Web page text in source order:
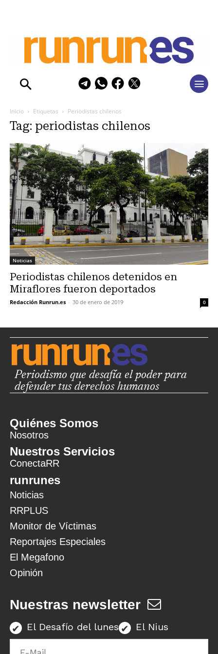
Inicio Etiquetas Periodistas chilenos
Tag: periodistas chilenos
Noticias
Periodistas chilenos detenidos en
Miraflores fueron deportados
Redacción Runrun.es - 30 de enero de 2019 0
Periodismo que desafía el poder para
defender tus derechos humanos
Quiénes Somos
Nosotros
Nuestros Servicios
ConectaRR
runrunes
Noticias
RRPLUS
Monitor de Víctimas
Reportajes Especiales
El Megafono
Opinión
Nuestras newsletter
El Desafío del lunes El Nius